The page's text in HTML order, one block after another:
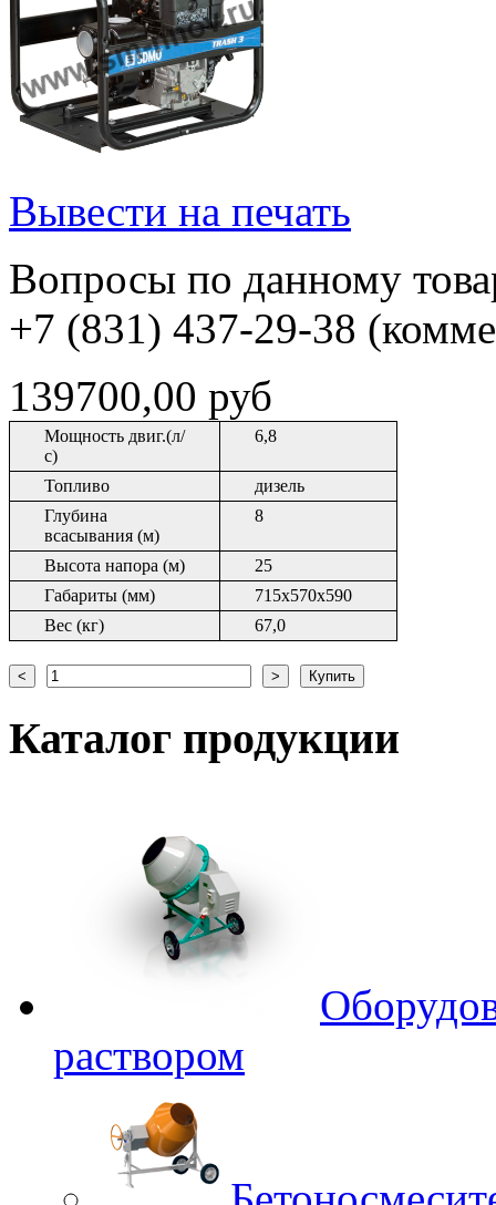
Вывести на печать
Вопросы по данному
+7 (831) 437-29-38
139700,00 руб
Мощность двиг.(л/
с)
6,8
Топливо
дизель
Глубина
всасывания (м)
8
Высота напора (м)
25
Габариты (мм)
715х570х590
Вес (кг)
67,0
Каталог продукции
раствором